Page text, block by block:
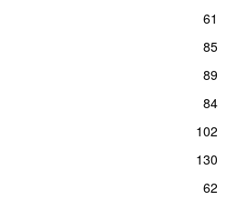
61
85
89
84
102
130
62